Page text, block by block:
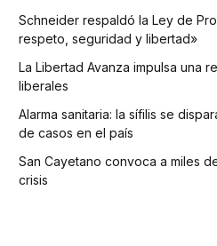
Schneider respaldó la Ley de
respeto, seguridad y libertad»
La Libertad Avanza impulsa una
liberales
Alarma sanitaria: la sífilis se
de casos en el país
San Cayetano convoca a miles
crisis